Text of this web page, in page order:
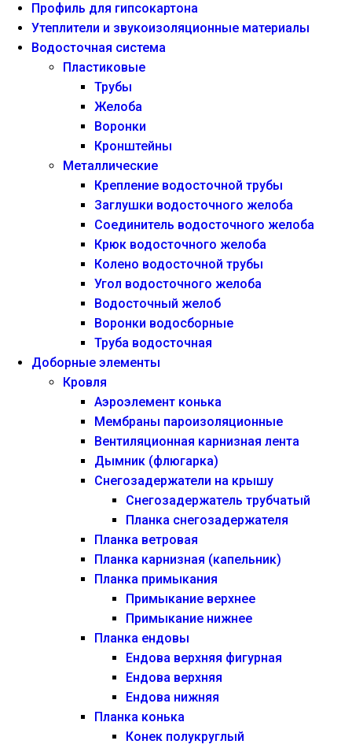
Профиль для гипсокартона
Утеплители и звукоизоляционные материалы
Водосточная система
Пластиковые
Трубы
Желоба
Воронки
Кронштейны
Металлические
Крепление водосточной трубы
Заглушки водосточного желоба
Соединитель водосточного желоба
Крюк водосточного желоба
Колено водосточной трубы
Угол водосточного желоба
Водосточный желоб
Воронки водосборные
Труба водосточная
Доборные элементы
Кровля
Аэроэлемент конька
Мембраны пароизоляционные
Вентиляционная карнизная лента
Дымник (флюгарка)
Снегозадержатели на крышу
Снегозадержатель трубчатый
Планка снегозадержателя
Планка ветровая
Планка карнизная (капельник)
Планка примыкания
Примыкание верхнее
Примыкание нижнее
Планка ендовы
Ендова верхняя фигурная
Ендова верхняя
Ендова нижняя
Планка конька
Конек полукруглый